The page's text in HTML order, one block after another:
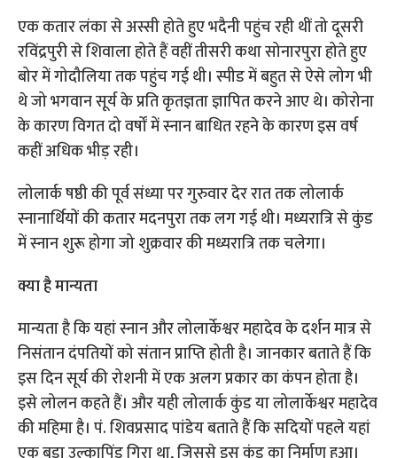
एक कतार लंका से अस्सी होते हुए भदैनी पहुंच रही थीं तो दूसरी
रविंद्रपुरी से शिवाला होते हैं वहीं तीसरी कथा सोनारपुरा होते हुए
बोर में गोदौलिया तक पहुंच गई थी। स्पीड में बहुत से ऐसे लोग भी
थे जो भगवान सूर्य के प्रति कृतज्ञता ज्ञापित करने आए थे। कोरोना
के कारण विगत दो वर्षों में स्नान बाधित रहने के कारण इस वर्ष
कहीं अधिक भीड़ रही।
लोलार्क षष्ठी की पूर्व संध्या पर गुरुवार देर रात तक लोलार्क
स्नानार्थियों की कतार मदनपुरा तक लग गई थी। मध्यरात्रि से कुंड
में स्नान शुरू होगा जो शुक्रवार की मध्यरात्रि तक चलेगा।
क्या है मान्यता
मान्यता है कि यहां स्नान और लोलार्केश्वर महादेव के दर्शन मात्र से
निसंतान दंपतियों को संतान प्राप्ति होती है। जानकार बताते हैं कि
इस दिन सूर्य की रोशनी में एक अलग प्रकार का कंपन होता है।
इसे लोलन कहते हैं। और यही लोलार्क कुंड या लोलार्केश्वर महादेव
की महिमा है। पं. शिवप्रसाद पांडेय बताते हैं कि सदियों पहले यहां